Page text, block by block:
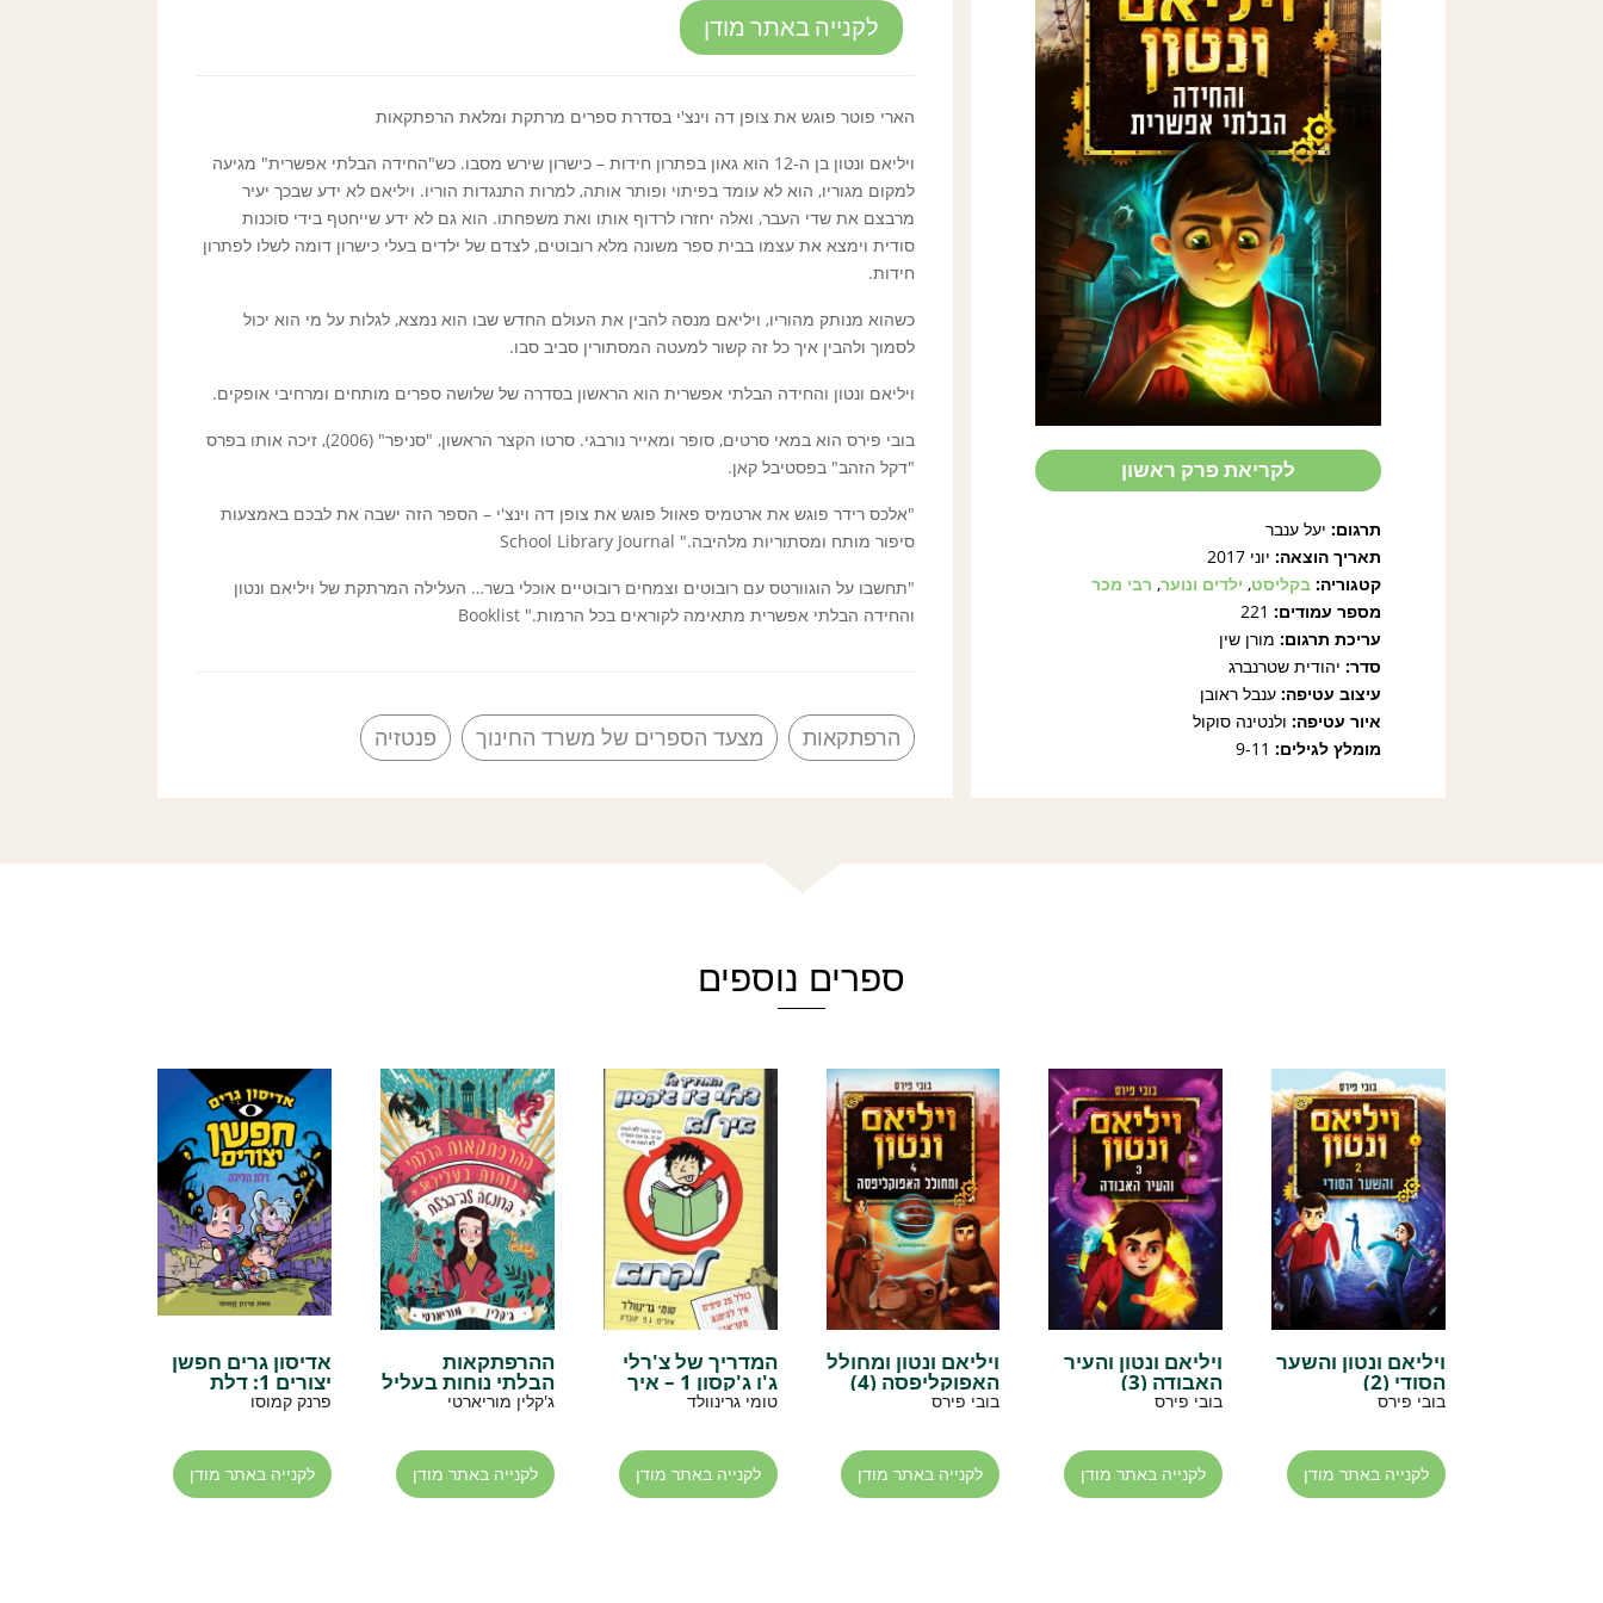
לקנייה באתר מודן
הארי פוטר פוגש את צופן דה וינצ'י בסדרת ספרים מרתקת ומלאת הרפתקאות
ויליאם ונטון בן ה-12 הוא גאון בפתרון חידות – כישרון שירש מסבו. כש"החידה הבלתי אפשרית" מגיעה
למקום מגוריו, הוא לא עומד בפיתוי ופותר אותה, למרות התנגדות הוריו. ויליאם לא ידע שבכך יעיר
מרבצם את שדי העבר, ואלה יחזרו לרדוף אותו ואת משפחתו. הוא גם לא ידע שייחטף בידי סוכנות
סודית וימצא את עצמו בבית ספר משונה מלא רובוטים, לצדם של ילדים בעלי כישרון דומה לשלו לפתרון
חידות.
כשהוא מנותק מהוריו, ויליאם מנסה להבין את העולם החדש שבו הוא נמצא, לגלות על מי הוא יכול
לסמוך ולהבין איך כל זה קשור למעטה המסתורין סביב סבו.
ויליאם ונטון והחידה הבלתי אפשרית הוא הראשון בסדרה של שלושה ספרים מותחים ומרחיבי אופקים.
בובי פירס הוא במאי סרטים, סופר ומאייר נורבגי. סרטו הקצר הראשון, "סניפר" (2006), זיכה אותו בפרס
"דקל הזהב" בפסטיבל קאן.
"אלכס רידר פוגש את ארטמיס פאוול פוגש את צופן דה וינצ'י – הספר הזה ישבה את לבכם באמצעות
סיפור מותח ומסתוריות מלהיבה." School Library Journal
"תחשבו על הוגוורטס עם רובוטים וצמחים רובוטיים אוכלי בשר… העלילה המרתקת של ויליאם ונטון
והחידה הבלתי אפשרית מתאימה לקוראים בכל הרמות." Booklist
הרפתקאות מצעד הספרים של משרד החינוך פנטזיה
WILLIAM
WENTON
1:Luridium
styven
Bobbie Peers
לקריאת פרק ראשון
תרגום: יעל ענבר
תאריך הוצאה: יוני 2017
קטגוריה:בקליסט, ילדים ונוער, רבי מכר
מספר עמודים: 221
עריכת תרגום: מורן שין
סדר: יהודית שטרנברג
עיצוב עטיפה:ענבל ראובן
איור עטיפה: ולנטינה סוקול
מומלץ לגילים: 9-11
ספרים נוספים
ויליאם ונטון והשער
הסודי (2)
בובי פירס
לקנייה באתר מודן
ויליאם ונטון והעיר
האבודה (3)
בובי פירס
לקנייה באתר מודן
ויליאם ונטון ומחולל
האפוקליפסה (4)
בובי פירס
לקנייה באתר מודן
המדריך של צ'רלי
ג'ו ג'קסון 1 – איך
לא לקרוא
טומי גרינוולד
לקנייה באתר מודן
ההרפתקאות
הבלתי נוחות בעליל
של ברונטה לב
ג'קלין מוריארטי
לקנייה באתר מודן
אדיסון גרים חפשן
יצורים 1: דלת
הלילה
פרנק קמוסו
לקנייה באתר מודן